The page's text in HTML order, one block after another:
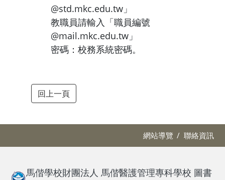
@std.mkc.edu.tw」
教職員請輸入「職員編號
@mail.mkc.edu.tw」
密碼：校務系統密碼。
回上一頁
網站導覽 聯絡資訊
馬偕學校財團法人 馬偕醫護管理專科學校 圖書